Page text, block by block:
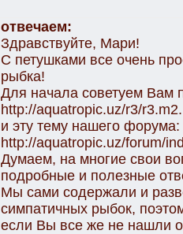
отвечаем:
Здравствуйте, Мари!
С петушками все очень
рыбка!
Для начала советуем Вам
http://aquatropic.uz/r3/
и эту тему нашего форума:
http://aquatropic.uz/forum/
Думаем, на многие свои
подробные и полезные
Мы сами содержали и
симпатичных рыбок,
если Вы все же не нашли